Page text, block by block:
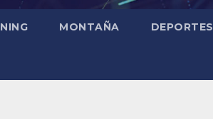
MONTAÑA DEPORTES